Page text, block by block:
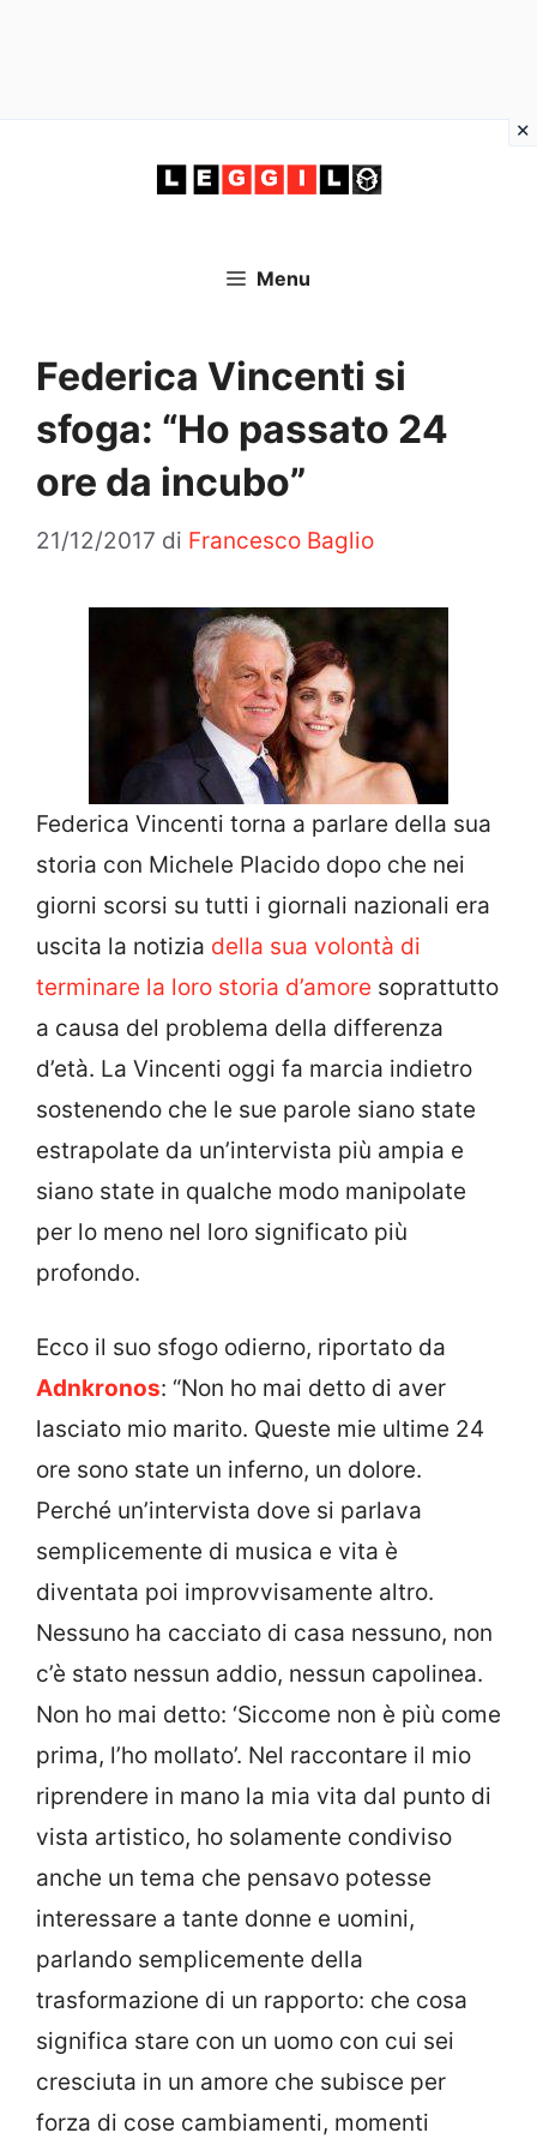
Menu
Federica Vincenti si
sfoga: “Ho passato 24
ore da incubo”
21/12/2017 di Francesco Baglio
Federica Vincenti torna a parlare della sua
storia con Michele Placido dopo che nei
giorni scorsi su tutti i giornali nazionali era
uscita la notizia della sua volontà di
terminare la loro storia d’amore soprattutto
a causa del problema della differenza
d’età. La Vincenti oggi fa marcia indietro
sostenendo che le sue parole siano state
estrapolate da un’intervista più ampia e
siano state in qualche modo manipolate
per lo meno nel loro significato più
profondo.
Ecco il suo sfogo odierno, riportato da
Adnkronos: “Non ho mai detto di aver
lasciato mio marito. Queste mie ultime 24
ore sono state un inferno, un dolore.
Perché un’intervista dove si parlava
semplicemente di musica e vita è
diventata poi improvvisamente altro.
Nessuno ha cacciato di casa nessuno, non
c’è stato nessun addio, nessun capolinea.
Non ho mai detto: ‘Siccome non è più come
prima, l’ho mollato’. Nel raccontare il mio
riprendere in mano la mia vita dal punto di
vista artistico, ho solamente condiviso
anche un tema che pensavo potesse
interessare a tante donne e uomini,
parlando semplicemente della
trasformazione di un rapporto: che cosa
significa stare con un uomo con cui sei
cresciuta in un amore che subisce per
forza di cose cambiamenti, momenti